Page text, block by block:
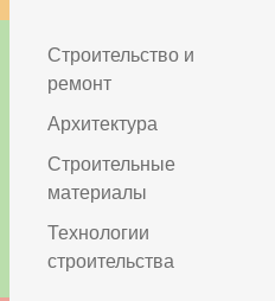
Строительство и
ремонт
Архитектура
Строительные
материалы
Технологии
строительства